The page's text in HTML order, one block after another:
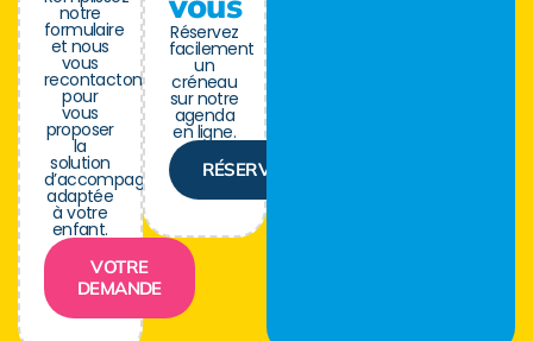
notre
formulaire
et nous
vous
recontactons
pour
vous
proposer
la
solution
d’accompagnement
adaptée
à votre
enfant.
VOTRE
DEMANDE
Réservez
facilement
un
créneau
sur notre
agenda
en ligne.
RÉSERVER